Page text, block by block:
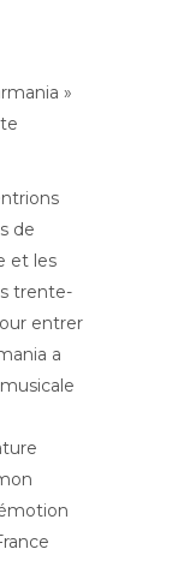
»
de
et les
trente-
entrer
a